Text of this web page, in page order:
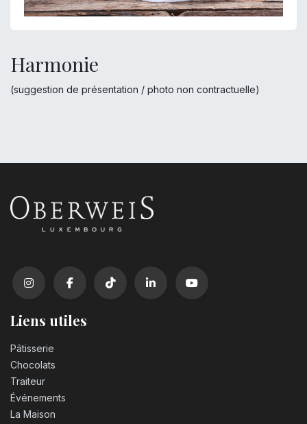
Harmonie
(suggestion de présentation / photo non contractuelle)
Liens utiles
Pâtisserie
Chocolats
Traiteur
Événements
La Maison